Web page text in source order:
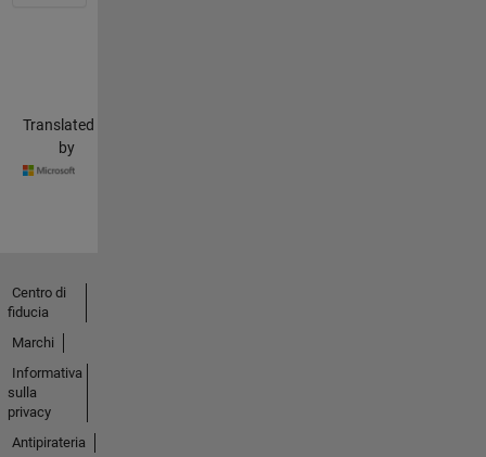
Translated
by
Centro di
fiducia
Marchi
Informativa
sulla
privacy
Antipirateria